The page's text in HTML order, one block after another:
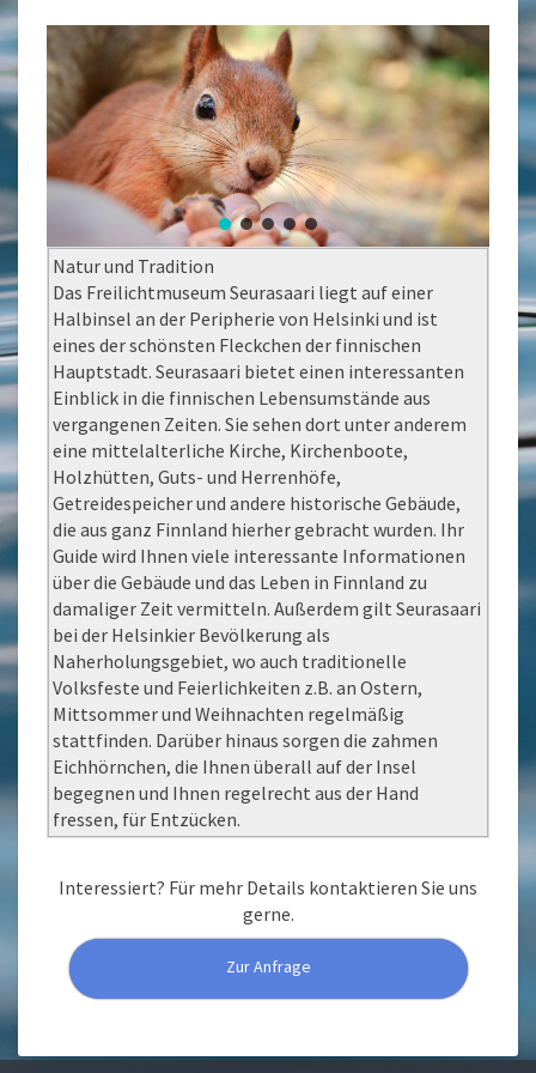
Natur und Tradition
Das Freilichtmuseum Seurasaari liegt auf einer
Halbinsel an der Peripherie von Helsinki und ist
eines der schönsten Fleckchen der finnischen
Hauptstadt. Seurasaari bietet einen interessanten
Einblick in die finnischen Lebensumstände aus
vergangenen Zeiten. Sie sehen dort unter anderem
eine mittelalterliche Kirche, Kirchenboote,
Holzhütten, Guts- und Herrenhöfe,
Getreidespeicher und andere historische Gebäude,
die aus ganz Finnland hierher gebracht wurden. Ihr
Guide wird Ihnen viele interessante Informationen
über die Gebäude und das Leben in Finnland zu
damaliger Zeit vermitteln. Außerdem gilt Seurasaari
bei der Helsinkier Bevölkerung als
Naherholungsgebiet, wo auch traditionelle
Volksfeste und Feierlichkeiten z.B. an Ostern,
Mittsommer und Weihnachten regelmäßig
stattfinden. Darüber hinaus sorgen die zahmen
Eichhörnchen, die Ihnen überall auf der Insel
begegnen und Ihnen regelrecht aus der Hand
fressen, für Entzücken.
Interessiert? Für mehr Details kontaktieren Sie uns
gerne.
Zur Anfrage